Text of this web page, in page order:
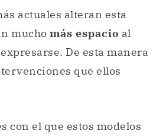
con el que estos modelos
siguientes:
docentes y alumnos,